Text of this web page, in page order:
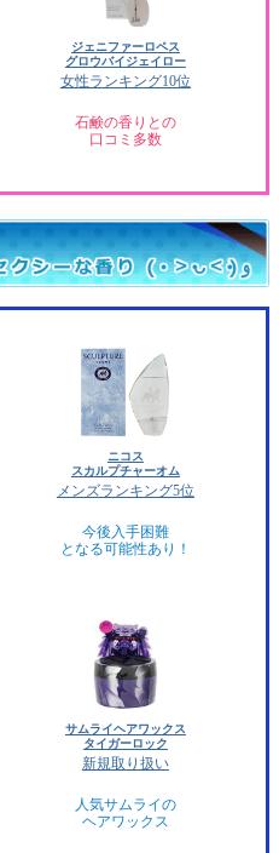
ジェニファーロペス
グロウバイジェイロー
女性ランキング10位
石鹸の香りとの
口コミ多数
ニコス
スカルプチャーオム
メンズランキング5位
今後入手困難
となる可能性あり！
サムライヘアワックス
タイガーロック
新規取り扱い
人気サムライの
ヘアワックス